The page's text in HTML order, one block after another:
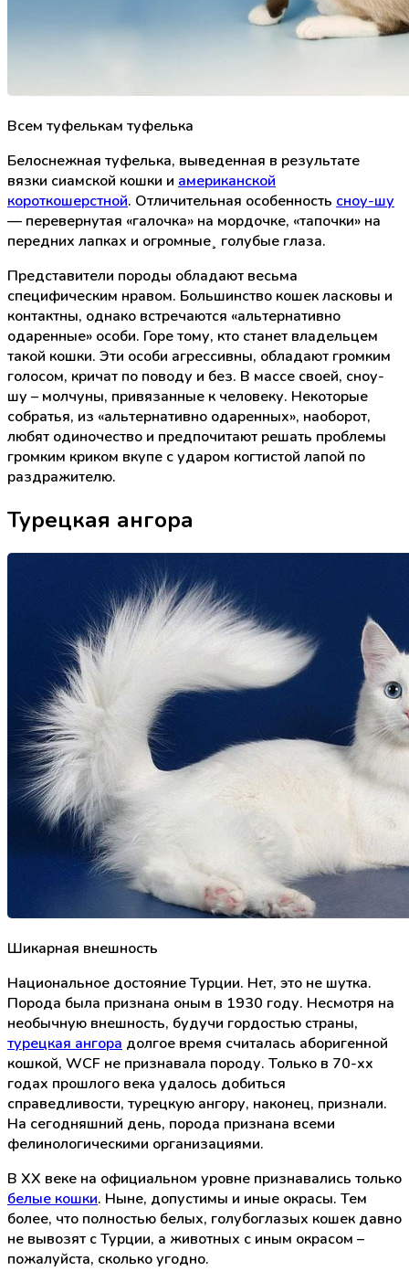
Всем туфелькам туфелька
Белоснежная туфелька, выведенная в результате
вязки сиамской кошки и американской
короткошерстной. Отличительная особенность сноу-шу
— перевернутая «галочка» на мордочке, «тапочки» на
передних лапках и огромные¸ голубые глаза.
Представители породы обладают весьма
специфическим нравом. Большинство кошек ласковы и
контактны, однако встречаются «альтернативно
одаренные» особи. Горе тому, кто станет владельцем
такой кошки. Эти особи агрессивны, обладают громким
голосом, кричат по поводу и без. В массе своей, сноу-
шу – молчуны, привязанные к человеку. Некоторые
собратья, из «альтернативно одаренных», наоборот,
любят одиночество и предпочитают решать проблемы
громким криком вкупе с ударом когтистой лапой по
раздражителю.
Турецкая ангора
Шикарная внешность
Национальное достояние Турции. Нет, это не шутка.
Порода была признана оным в 1930 году. Несмотря на
необычную внешность, будучи гордостью страны,
турецкая ангора долгое время считалась аборигенной
кошкой, WCF не признавала породу. Только в 70-хх
годах прошлого века удалось добиться
справедливости, турецкую ангору, наконец, признали.
На сегодняшний день, порода признана всеми
фелинологическими организациями.
В XX веке на официальном уровне признавались только
белые кошки. Ныне, допустимы и иные окрасы. Тем
более, что полностью белых, голубоглазых кошек давно
не вывозят с Турции, а животных с иным окрасом –
пожалуйста, сколько угодно.